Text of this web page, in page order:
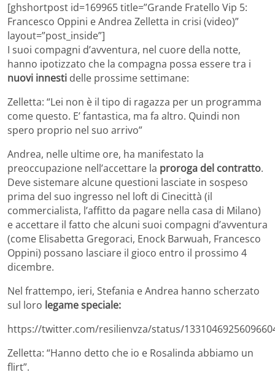
[ghshortpost id=169965 title=”Grande Fratello Vip 5:
Francesco Oppini e Andrea Zelletta in crisi (video)”
layout=”post_inside”]
I suoi compagni d’avventura, nel cuore della notte,
hanno ipotizzato che la compagna possa essere tra i
nuovi innesti delle prossime settimane:
Zelletta: “Lei non è il tipo di ragazza per un programma
come questo. E’ fantastica, ma fa altro. Quindi non
spero proprio nel suo arrivo”
Andrea, nelle ultime ore, ha manifestato la
preoccupazione nell’accettare la proroga del contratto.
Deve sistemare alcune questioni lasciate in sospeso
prima del suo ingresso nel loft di Cinecittà (il
commercialista, l’affitto da pagare nella casa di Milano)
e accettare il fatto che alcuni suoi compagni d’avventura
(come Elisabetta Gregoraci, Enock Barwuah, Francesco
Oppini) possano lasciare il gioco entro il prossimo 4
dicembre.
Nel frattempo, ieri, Stefania e Andrea hanno scherzato
sul loro legame speciale:
https://twitter.com/resilienvza/status/
Zelletta: “Hanno detto che io e Rosalinda abbiamo un
flirt”.